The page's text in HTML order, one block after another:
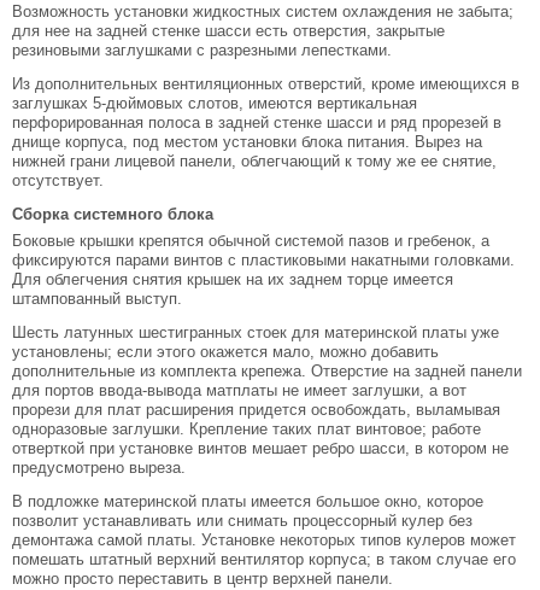
Возможность установки жидкостных систем охлаждения не забыта;
для нее на задней стенке шасси есть отверстия, закрытые
резиновыми заглушками с разрезными лепестками.
Из дополнительных вентиляционных отверстий, кроме имеющихся в
заглушках 5-дюймовых слотов, имеются вертикальная
перфорированная полоса в задней стенке шасси и ряд прорезей в
днище корпуса, под местом установки блока питания. Вырез на
нижней грани лицевой панели, облегчающий к тому же ее снятие,
отсутствует.
Сборка системного блока
Боковые крышки крепятся обычной системой пазов и гребенок, а
фиксируются парами винтов с пластиковыми накатными головками.
Для облегчения снятия крышек на их заднем торце имеется
штампованный выступ.
Шесть латунных шестигранных стоек для материнской платы уже
установлены; если этого окажется мало, можно добавить
дополнительные из комплекта крепежа. Отверстие на задней панели
для портов ввода-вывода матплаты не имеет заглушки, а вот
прорези для плат расширения придется освобождать, выламывая
одноразовые заглушки. Крепление таких плат винтовое; работе
отверткой при установке винтов мешает ребро шасси, в котором не
предусмотрено выреза.
В подложке материнской платы имеется большое окно, которое
позволит устанавливать или снимать процессорный кулер без
демонтажа самой платы. Установке некоторых типов кулеров может
помешать штатный верхний вентилятор корпуса; в таком случае его
можно просто переставить в центр верхней панели.